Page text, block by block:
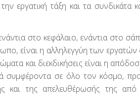
εργατική τάξη και τα συνδικάτα
στο κεφάλαιο, ενάντια στο
είναι η αλληλεγγύη των
και διεκδικήσεις είναι η
συμφέροντα σε όλο τον κόσμο,
και της απελευθέρωσής της από